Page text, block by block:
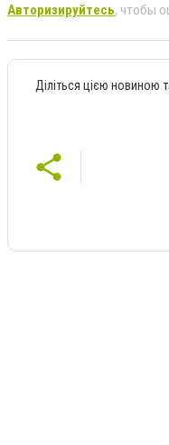
Авторизируйтесь, чтобы
Діліться цією новиною